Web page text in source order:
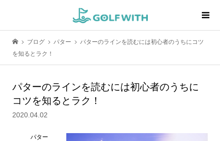
ブログ パター
パターのラインを読むには初心者のうちにコツ
を知るとラク！
パターのラインを読むには初心者のうちに
コツを知るとラク！
2020.04.02
パター